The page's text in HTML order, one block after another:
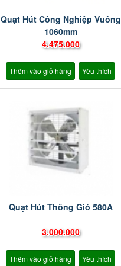
Quạt Hút Công Nghiệp Vuông
1060mm
4.475.000
Thêm vào giỏ hàng Yêu thích
Quạt Hút Thông Gió 580A
3.000.000
Thêm vào giỏ hàng Yêu thích